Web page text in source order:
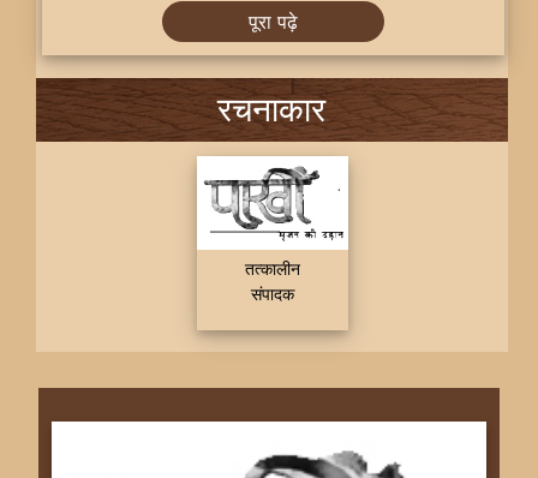
पूरा पढ़े
रचनाकार
तत्कालीन
संपादक